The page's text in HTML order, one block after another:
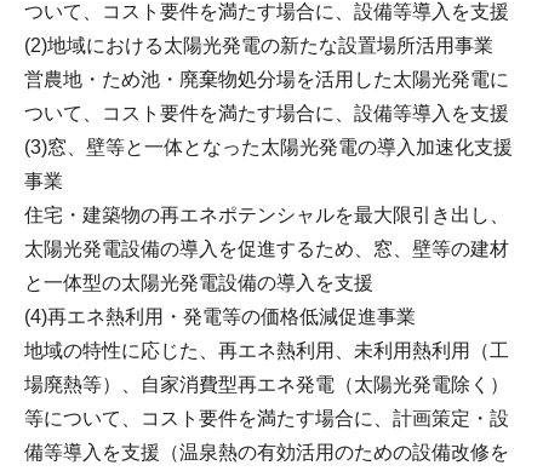
ついて、コスト要件を満たす場合に、設備等導入を支援
(2)地域における太陽光発電の新たな設置場所活用事業
営農地・ため池・廃棄物処分場を活用した太陽光発電に
ついて、コスト要件を満たす場合に、設備等導入を支援
(3)窓、壁等と一体となった太陽光発電の導入加速化支援
事業
住宅・建築物の再エネポテンシャルを最大限引き出し、
太陽光発電設備の導入を促進するため、窓、壁等の建材
と一体型の太陽光発電設備の導入を支援
(4)再エネ熱利用・発電等の価格低減促進事業
地域の特性に応じた、再エネ熱利用、未利用熱利用（工
場廃熱等）、自家消費型再エネ発電（太陽光発電除く）
等について、コスト要件を満たす場合に、計画策定・設
備等導入を支援（温泉熱の有効活用のための設備改修を